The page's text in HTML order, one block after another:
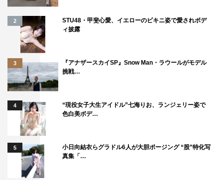
YOSHIKIたちにはめてもらい、作品を完成させたいと持ち
かけるが…夢のコラボレーションはうまくいくのか。
2
STU48・甲斐心愛、イエローのビキニ姿で愛されボデ
ィ披露
3
『アナザースカイSP』Snow Man・ラウールがモデル
挑戦…
4
“現役女子大生アイドル”七海りお、ランジェリー姿で
色白美ボデ…
5
小日向結衣らグラドル6人が大胆ポージング “股”特化写
真集「…